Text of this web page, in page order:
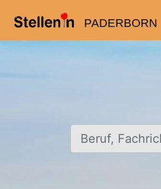
PADERBORN
Beruf, Fachrichtung,